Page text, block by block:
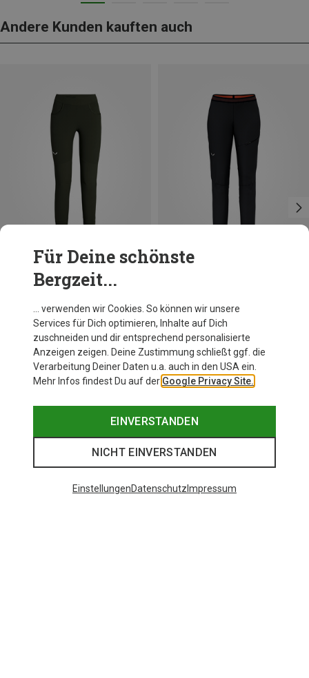
Andere Kunden kauften auch
+1
Damen Agner Hose
119,95 €
S M L XL
Für Deine schönste
Bergzeit...
… verwenden wir Cookies. So können wir unsere
Services für Dich optimieren, Inhalte auf Dich
zuschneiden und dir entsprechend personalisierte
Anzeigen zeigen. Deine Zustimmung schließt ggf. die
Verarbeitung Deiner Daten u.a. auch in den USA ein.
Mehr Infos findest Du auf der Google Privacy Site.
EINVERSTANDEN
NICHT EINVERSTANDEN
EinstellungenDatenschutz Impressum